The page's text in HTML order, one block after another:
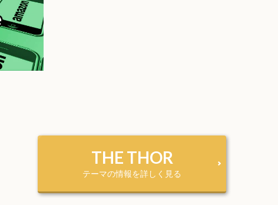
THE THOR
テーマの情報を詳しく見る